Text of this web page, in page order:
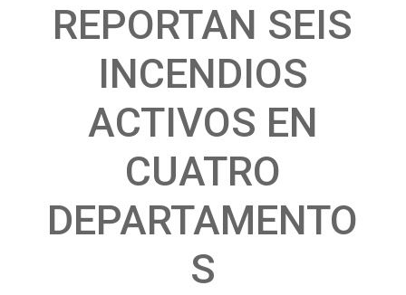
REPORTAN SEIS
INCENDIOS
ACTIVOS EN
CUATRO
DEPARTAMENTO
S